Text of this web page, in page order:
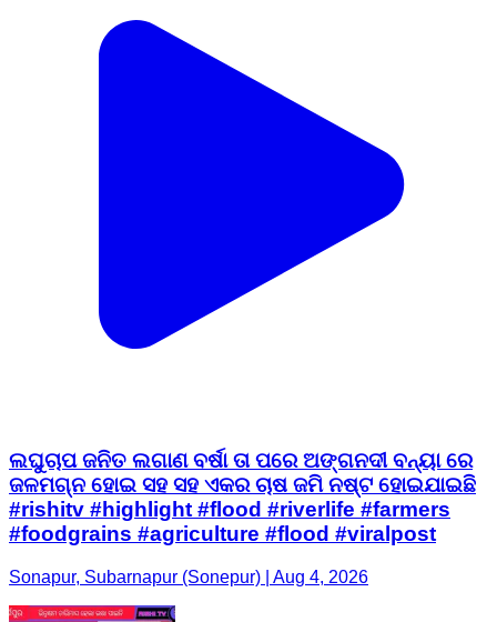
ଲଘୁଚାପ ଜନିତ ଲଗାଣ ବର୍ଷା ତା ପରେ ଅଙ୍ଗନଦୀ ବନ୍ୟା ରେ
ଜଳମଗ୍ନ ହୋଇ ସହ ସହ ଏକର ଚାଷ ଜମି ନଷ୍ଟ ହୋଇଯାଇଛି
#rishitv #highlight #flood #riverlife #farmers
#foodgrains #agriculture #flood #viralpost
Sonapur, Subarnapur (Sonepur) | Aug 4, 2026